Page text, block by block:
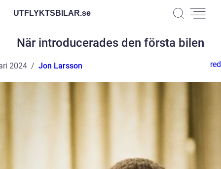
UTFLYKTSBILAR.se
När introducerades den första bilen
2024 Jon Larsson